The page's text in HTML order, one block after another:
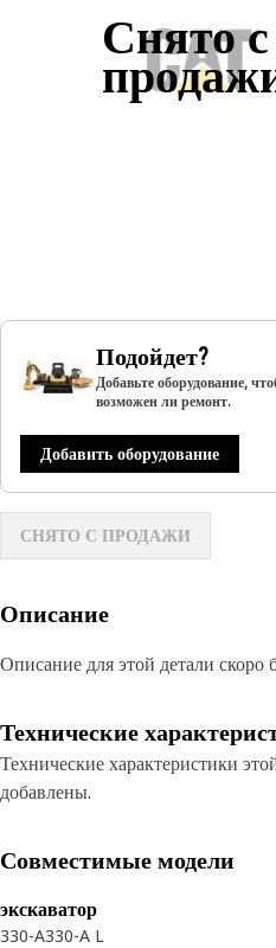
Снято с
Подойдет?
Добавьте оборудование,
возможен ли ремонт.
Добавить оборудование
СНЯТО С ПРОДАЖИ
Описание
Описание для этой детали скоро
Технические
Технические характеристики
добавлены.
Совместимые модели
экскаватор
330-A330-A L